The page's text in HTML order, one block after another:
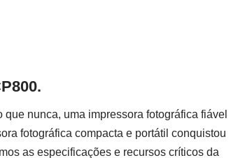
nunca, uma impressora fotográfica fiável
fotográfica compacta e portátil conquistou
as especificações e recursos críticos da